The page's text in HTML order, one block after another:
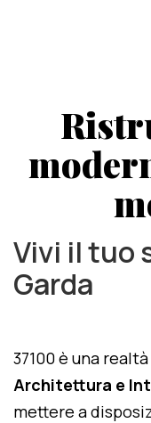
Vivi il tuo
Garda
37100 è una
Architettura e
mettere a